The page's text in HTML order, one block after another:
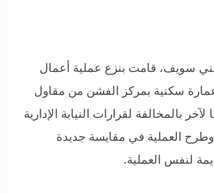
سويف، قامت بنزع عملية أعمال
والمياه لعدد 32 عمارة سكنية بمركز الفشن من مقاول
بالمخالفة لقرارات النيابة الإدارية
89 لسنة 1998، وطرح العملية في مقايسة جديدة
لنفس العملية.